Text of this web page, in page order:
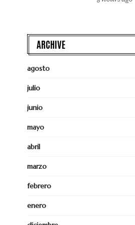
ARCHIVE
agosto
julio
junio
mayo
abril
marzo
febrero
enero